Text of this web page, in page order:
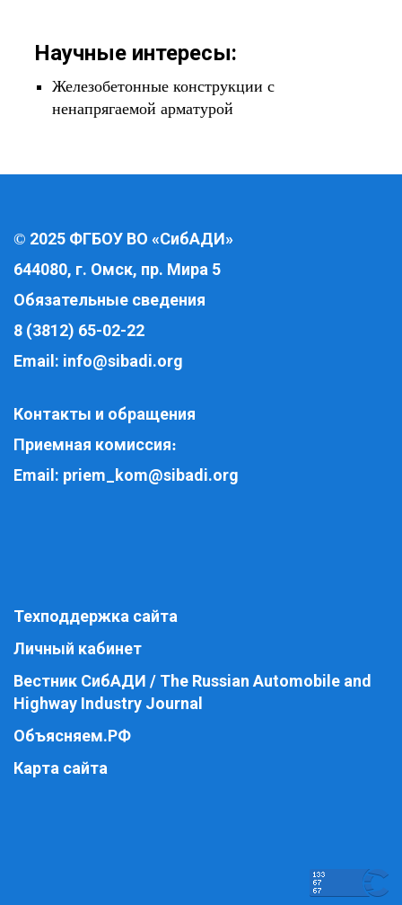
Научные интересы:
Железобетонные конструкции с
ненапрягаемой арматурой
© 2025 ФГБОУ ВО «СибАДИ»
644080, г. Омск, пр. Мира 5
Обязательные сведения
8 (3812) 65-02-22
Email: info@sibadi.org
Контакты и обращения
Приемная комиссия:
Email: priem_kom@sibadi.org
Техподдержка сайта
Личный кабинет
Вестник СибАДИ / The Russian Automobile and
Highway Industry Journal
Объясняем.РФ
Карта сайта